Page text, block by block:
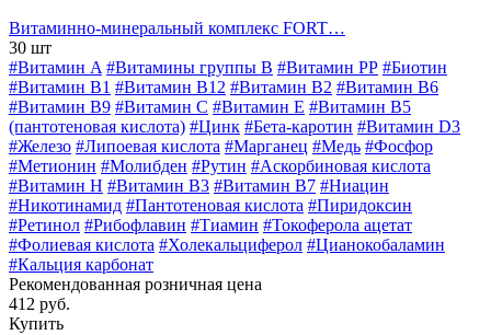
Витаминно-минеральный комплекс FORT…
30 шт
#Витамин A #Витамины группы В #Витамин РР #Биотин
#Витамин B1 #Витамин B12 #Витамин B2 #Витамин B6
#Витамин B9 #Витамин C #Витамин E #Витамин В5
(пантотеновая кислота) #Цинк #Бета-каротин #Витамин D3
#Железо #Липоевая кислота #Марганец #Медь #Фосфор
#Метионин #Молибден #Рутин #Аскорбиновая кислота
#Витамин H #Витамин В3 #Витамин В7 #Ниацин
#Никотинамид #Пантотеновая кислота #Пиридоксин
#Ретинол #Рибофлавин #Тиамин #Токоферола ацетат
#Фолиевая кислота #Холекальциферол #Цианокобаламин
#Кальция карбонат
Рекомендованная розничная цена
412 руб.
Купить